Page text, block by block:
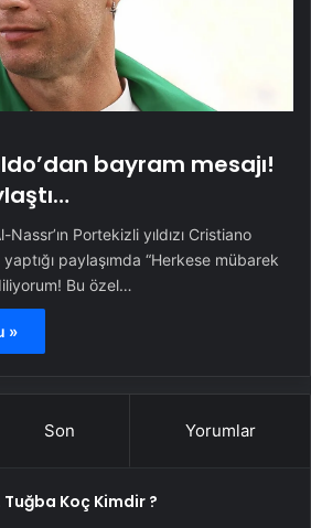
bayram mesajı!
Portekizli yıldızı Cristiano
paylaşımda “Herkese mübarek
Bu özel…
»
Son Yorumlar
Tuğba Koç Kimdir ?